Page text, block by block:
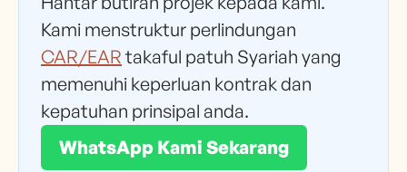
Kami menstruktur perlindungan
CAR/EAR takaful patuh Syariah yang
memenuhi keperluan kontrak dan
kepatuhan prinsipal anda.
WhatsApp Kami Sekarang